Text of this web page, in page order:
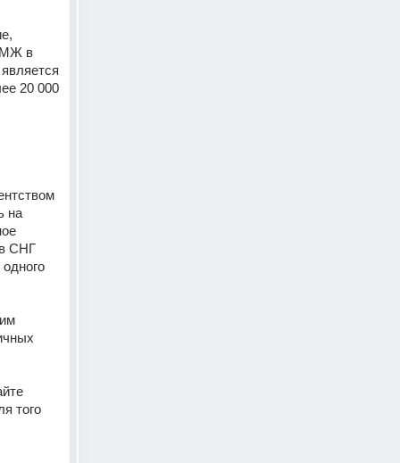
в
20 000
на
СНГ
того